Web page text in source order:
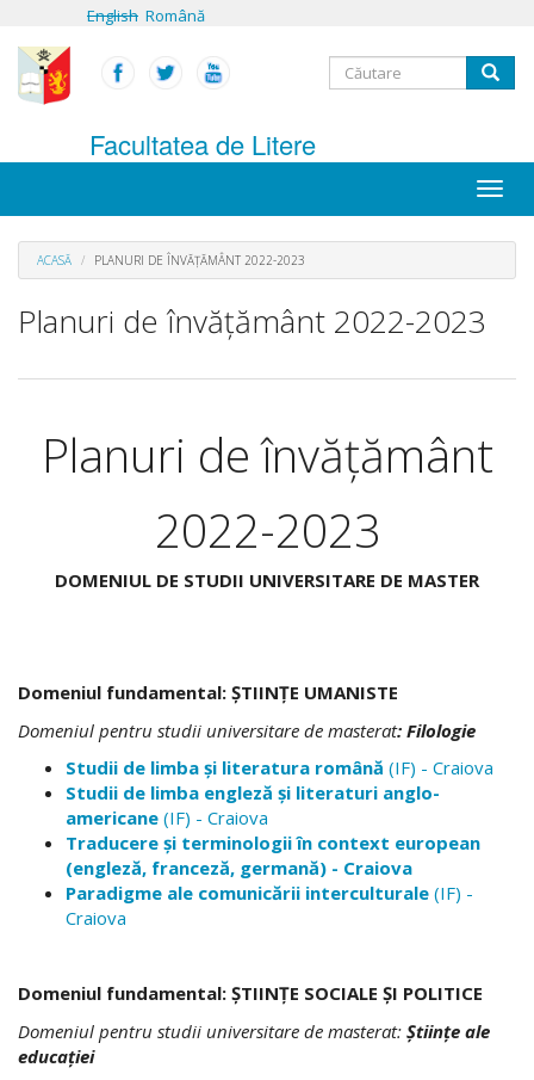
conţinutul
principal
English Română
Formular
căutare
Facultatea de Litere
Toggle
ACASĂ PLANURI DE ÎNVĂȚĂMÂNT 2022-2023
Planuri de învățământ 2022-2023
Planuri de învățământ
2022-2023
DOMENIUL DE STUDII UNIVERSITARE DE MASTER
Domeniul fundamental: ŞTIINŢE UMANISTE
Domeniul pentru studii universitare de masterat: Filologie
Studii de limba şi literatura română (IF) - Craiova
Studii de limba engleză şi literaturi anglo-
americane (IF) - Craiova
Traducere şi terminologii în context european
(engleză, franceză, germană) - Craiova
Paradigme ale comunicării interculturale (IF) -
Craiova
Domeniul fundamental: ŞTIINŢE SOCIALE ŞI POLITICE
Domeniul pentru studii universitare de masterat: Ştiinţe ale
educaţiei